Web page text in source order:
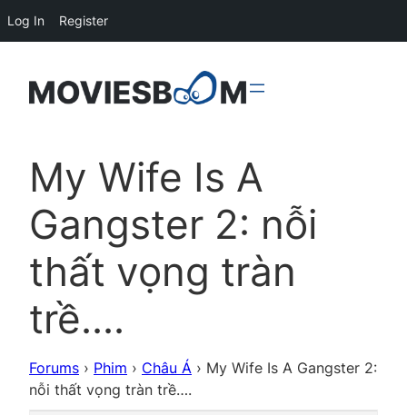
My Wife Is A
Gangster 2: nỗi
thất vọng tràn
trề….
Forums › Phim › Châu Á › My Wife Is A Gangster 2:
nỗi thất vọng tràn trề….
Log In Register